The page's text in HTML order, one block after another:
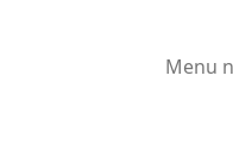
Menu